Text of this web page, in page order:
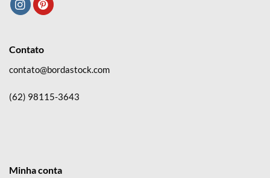
Minha conta
Contato
contato@bordastock.com
(62) 98115-3643